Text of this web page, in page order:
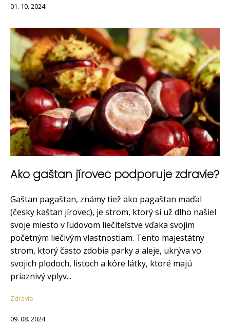
01. 10. 2024
Ako gaštan jírovec podporuje zdravie?
Gaštan pagaštan, známy tiež ako pagaštan maďal
(česky kaštan jírovec), je strom, ktorý si už dlho našiel
svoje miesto v ľudovom liečiteľstve vďaka svojim
početným liečivým vlastnostiam. Tento majestátny
strom, ktorý často zdobia parky a aleje, ukrýva vo
svojich plodoch, listoch a kôre látky, ktoré majú
priaznivý vplyv...
Zdravie
09. 08. 2024